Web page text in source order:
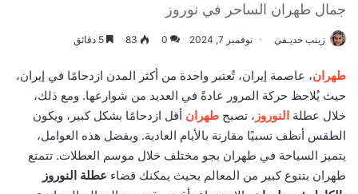
جمال طهران الساحر في نوروز
زينب خديـفي نوفمبر 7, 2024 0
83
طهران، عاصمة إيران، تُعتبر واحدة من أكثر المدن ازدحامًا في إيران،
حيث يُلاحظ حركة المرور عادةً في العديد من شوارعها. ومع ذلك،
خلال عطلة النوروز ، تصبح طهران أقل ازدحامًا بشكل كبير، ويكون
الطقس أنظف نسبيًا مقارنة بالأيام العادية. وبفضل هذه العوامل،
يتميز السياحة في طهران بجو مختلف خلال موسم العطلات. تتمتع
طهران بتنوع كبير من المعالم بحيث يمكنك قضاء عطلة النوروز